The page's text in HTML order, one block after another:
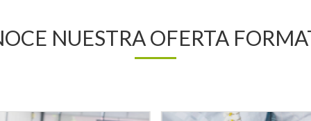
NUESTRA OFERTA